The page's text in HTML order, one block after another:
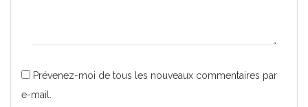
Prévenez-moi de tous les nouveaux commentaires par
e-mail.